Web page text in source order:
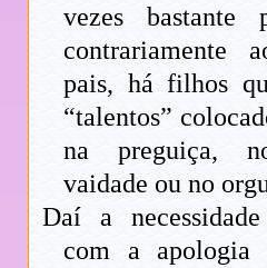
vezes bastante
contrariamente
pais, há filhos
“talentos”
na preguiça,
vaidade ou no
Daí a
com a apologia